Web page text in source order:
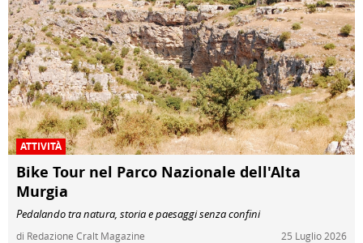
ATTIVITÀ
Bike Tour nel Parco Nazionale dell'Alta
Murgia
Pedalando tra natura, storia e paesaggi senza confini
di Redazione Cralt Magazine 25 Luglio 2026